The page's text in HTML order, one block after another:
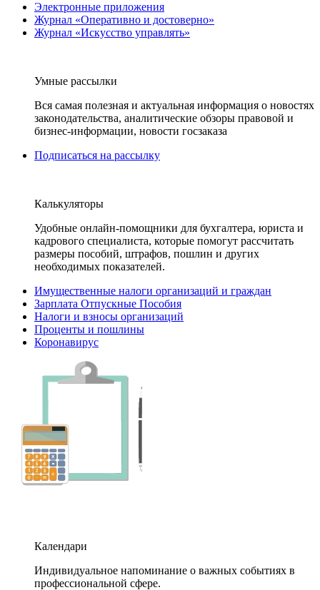
Электронные приложения
Журнал «Оперативно и достоверно»
Журнал «Искусство управлять»
Умные рассылки
Вся самая полезная и актуальная информация о новостях
законодательства, аналитические обзоры правовой и
бизнес-информации, новости госзаказа
Подписаться на рассылку
Калькуляторы
Удобные онлайн-помощники для бухгалтера, юриста и
кадрового специалиста, которые помогут рассчитать
размеры пособий, штрафов, пошлин и других
необходимых показателей.
Имущественные налоги организаций и граждан
Зарплата Отпускные Пособия
Налоги и взносы организаций
Проценты и пошлины
Коронавирус
Календари
Индивидуальное напоминание о важных событиях в
профессиональной сфере.